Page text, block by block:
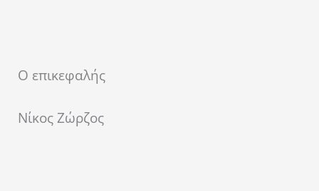
Ο επικεφαλής
Νίκος Ζώρζος